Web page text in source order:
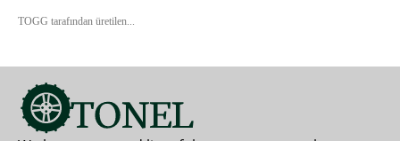
TOGG tarafından üretilen...